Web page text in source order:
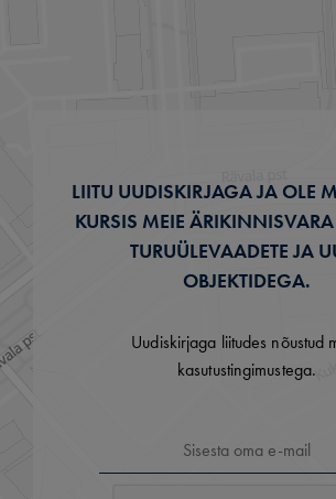
LIITU UUDISKIRJAGA JA OLE
KURSIS MEIE
TURUÜLEVAADETE JA
OBJEKTIDEGA.
Uudiskirjaga liitudes nõustud
kasutustingimustega.